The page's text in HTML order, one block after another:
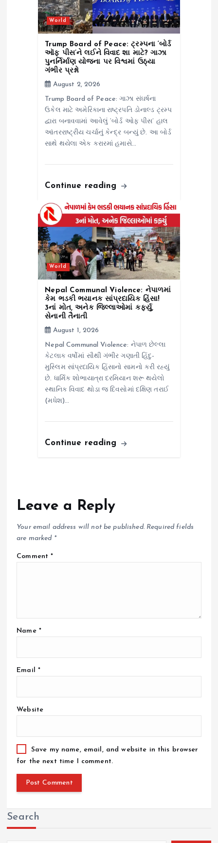
World
Trump Board of Peace: ટ્રમ્પના ‘બોર્ડ
ઑફ પીસ’ને લઈને વિવાદ શા માટે? ગાઝા
પુનર્નિર્માણ યોજના પર વિશ્વમાં ઉઠ્યા
ગંભીર પ્રશ્નો
August 2, 2026
Trump Board of Peace: ગાઝા સંઘર્ષના
ઉકેલ માટે અમેરિકાના રાષ્ટ્રપતિ ડોનાલ્ડ ટ્રમ્પ
દ્વારા બનાવવામાં આવેલું ‘બોર્ડ ઓફ પીસ’ હાલ
આંતરરાષ્ટ્રીય ચર્ચાનું કેન્દ્ર બન્યું છે. આ બોર્ડ
સાથે થયેલા એક કરારમાં હમાસે…
Continue reading
World
Nepal Communal Violence: નેપાળમાં
કેમ ભડકી ભયાનક સાંપ્રદાયિક હિંસા!
3નાં મોત, અનેક જિલ્લાઓમાં કર્ફ્યુ,
સેનાની તૈનાતી
August 1, 2026
Nepal Communal Violence: નેપાળ છેલ્લા
કેટલાક વર્ષોમાં સૌથી ગંભીર ગણાતી હિંદુ-
મુસ્લિમ સાંપ્રદાયિક હિંસાનો સામનો કરી રહ્યું
છે. ધાર્મિક શોભાયાત્રા દરમિયાન શરૂ થયેલો
સ્થાનિક વિવાદ થોડા જ દિવસોમાં દક્ષિણ તરાઈ
(મધેશ)…
Continue reading
Leave a Reply
Your email address will not be published. Required fields
are marked *
Comment*
Name *
Email *
Website
Save my name, email, and website in this browser
for the next time I comment.
Search